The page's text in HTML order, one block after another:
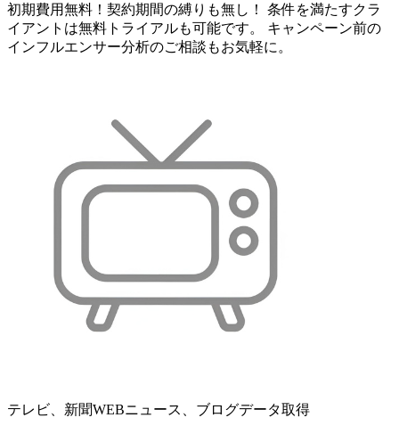
初期費用無料！契約期間の縛りも無し！ 条件を満たすクラ
イアントは無料トライアルも可能です。 キャンペーン前の
インフルエンサー分析のご相談もお気軽に。
テレビ、新聞WEBニュース、ブログデータ取得